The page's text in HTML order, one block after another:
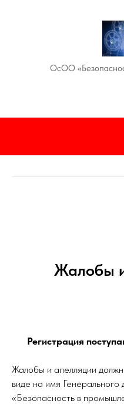
ОсОО
Жалобы
Регистрация
Жалобы и апелляции
виде на имя
«Безопасность в